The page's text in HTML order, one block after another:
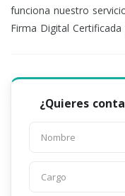
funciona nuestro
Firma Digital Certificada
¿Quieres